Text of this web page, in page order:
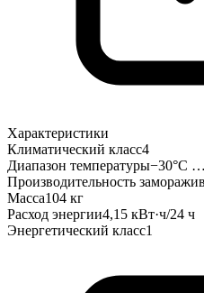
Характеристики
Климатический класс4
Диапазон температуры−30°C
Производительность
Масса104 кг
Расход энергии4,15 кВт·ч/24 ч
Энергетический класс1